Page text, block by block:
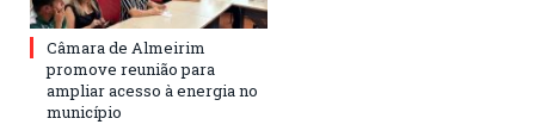
Câmara de Almeirim
promove reunião para
ampliar acesso à energia no
município